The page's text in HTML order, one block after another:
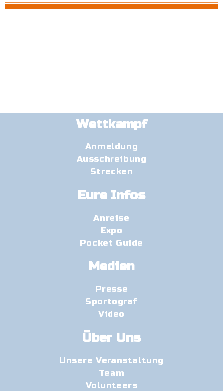
Wettkampf
Anmeldung
Ausschreibung
Strecken
Eure Infos
Anreise
Expo
Pocket Guide
Medien
Presse
Sportograf
Video
Über Uns
Unsere Veranstaltung
Team
Volunteers